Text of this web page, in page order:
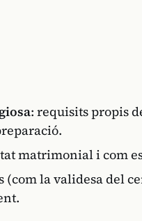
: requisits propis
matrimonial i com
(com la validesa del